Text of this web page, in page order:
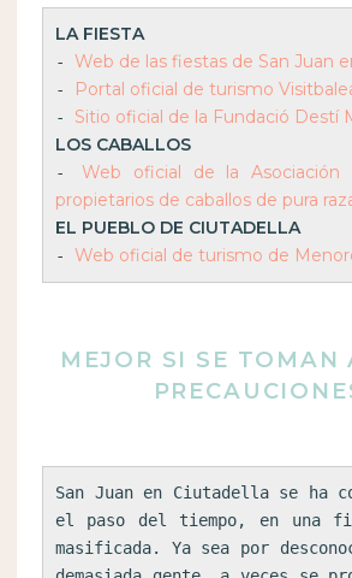
LA FIESTA
- Web de las fiestas de San Juan
- Portal oficial de turismo
- Sitio oficial de la Fundació Destí
LOS CABALLOS
- Web oficial de la Asociación
propietarios de caballos de pura
EL PUEBLO DE CIUTADELLA
- Web oficial de turismo de
MEJOR SI SE TOMAN
San Juan en Ciutadella se ha
el paso del tiempo, en una
masificada. Ya sea por